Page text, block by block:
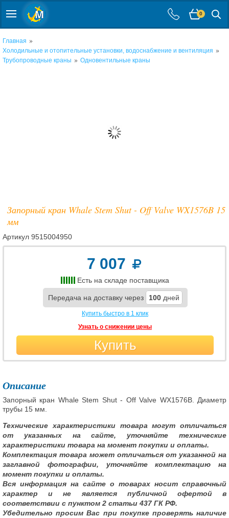
0
Главная »
Холодильные и отопительные установки, водоснабжение и вентиляция »
Трубопроводные краны » Одновентильные краны
Запорный кран Whale Stem Shut - Off Valve WX1576B 15
мм
Артикул 9515004950
7 007
Есть на складе поставщика
Передача на доставку через 100 дней
Купить быстро в 1 клик
Узнать о снижении цены
Купить
Описание
Запорный кран Whale Stem Shut - Off Valve WX1576B. Диаметр
трубы 15 мм.
Технические характеристики товара могут отличаться
от указанных на сайте, уточняйте технические
характеристики товара на момент покупки и оплаты.
Комплектация товара может отличаться от указанной на
заглавной фотографии, уточняйте комплектацию на
момент покупки и оплаты.
Вся информация на сайте о товарах носит справочный
характер и не является публичной офертой в
соответствии с пунктом 2 статьи 437 ГК РФ.
Убедительно просим Вас при покупке проверять наличие